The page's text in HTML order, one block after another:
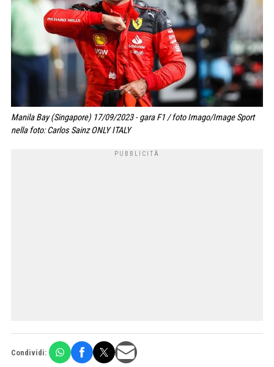
Manila Bay (Singapore) 17/09/2023 - gara F1 / foto Imago/Image Sport
nella foto: Carlos Sainz ONLY ITALY
Condividi: